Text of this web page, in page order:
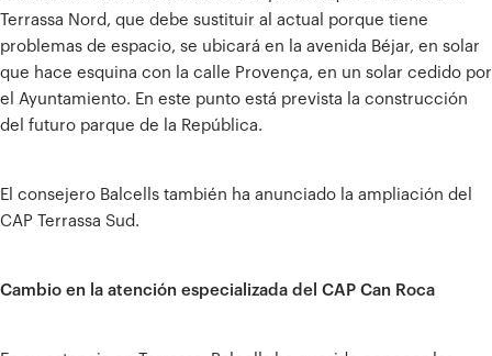
Terrassa Nord, que debe sustituir al actual porque tiene
problemas de espacio, se ubicará en la avenida Béjar, en solar
que hace esquina con la calle Provença, en un solar cedido por
el Ayuntamiento. En este punto está prevista la construcción
del futuro parque de la República.
El consejero Balcells también ha anunciado la ampliación del
CAP Terrassa Sud.
Cambio en la atención especializada del CAP Can Roca